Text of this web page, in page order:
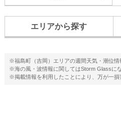
エリアから探す
※福島町（吉岡）エリアの週間天気・潮位情
※海の風・波情報に関してはStorm Glassにな
※掲載情報を利用したことにより、万が一損